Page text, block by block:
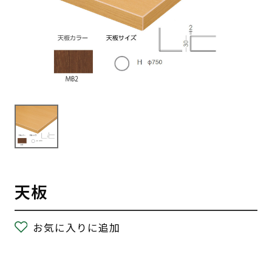
天板
お気に入りに追加